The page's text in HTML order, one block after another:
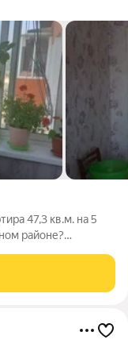
на 5
районе?
квартиры: